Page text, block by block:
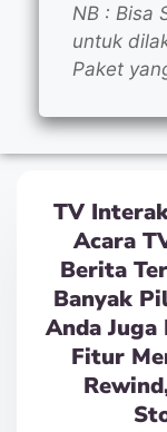
NB : Bisa
untuk
Paket
TV
Acara
Berita
Banyak
Anda
Fitur